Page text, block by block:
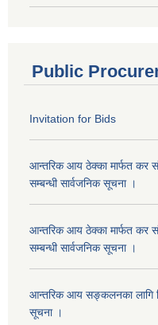
Public
Invitation for Bids
आन्तरिक आय ठेक्का मार्फत कर
सम्बन्धी सार्वजनिक सूचना ।
आन्तरिक आय ठेक्का मार्फत कर
सम्बन्धी सार्वजनिक सूचना ।
आन्तरिक आय सङ्कलनका लागि
सूचना ।